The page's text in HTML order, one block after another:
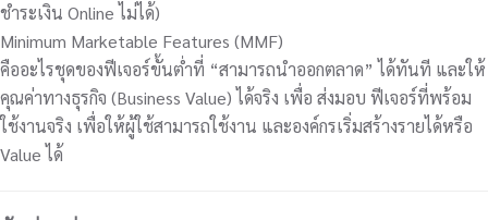
ชำระเงิน Online ไม่ได้)
Minimum Marketable Features (MMF)
คืออะไรชุดของฟีเจอร์ขั้นต่ำที่ “สามารถนำออกตลาด” ได้ทันที และให้
คุณค่าทางธุรกิจ (Business Value) ได้จริง เพื่อ ส่งมอบ ฟีเจอร์ที่พร้อม
ใช้งานจริง เพื่อให้ผู้ใช้สามารถใช้งาน และองค์กรเริ่มสร้างรายได้หรือ
Value ได้